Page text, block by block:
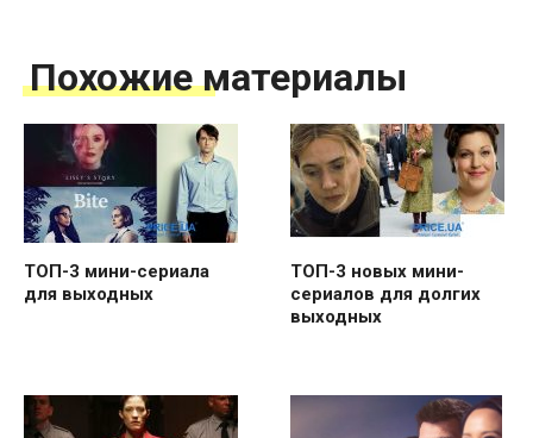
Похожие материалы
ТОП-3 мини-сериала
для выходных
ТОП-3 новых мини-
сериалов для долгих
выходных